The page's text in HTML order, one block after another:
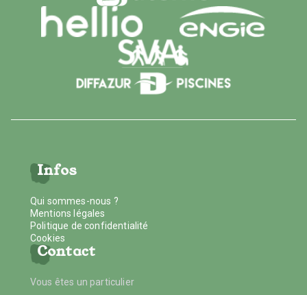
Infos
Qui sommes-nous ?
Mentions légales
Politique de confidentialité
Cookies
Contact
Vous êtes un particulier